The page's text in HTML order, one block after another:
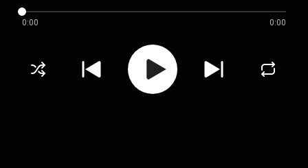
0:00 0:00